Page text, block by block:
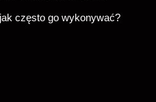
często go wykonywać?